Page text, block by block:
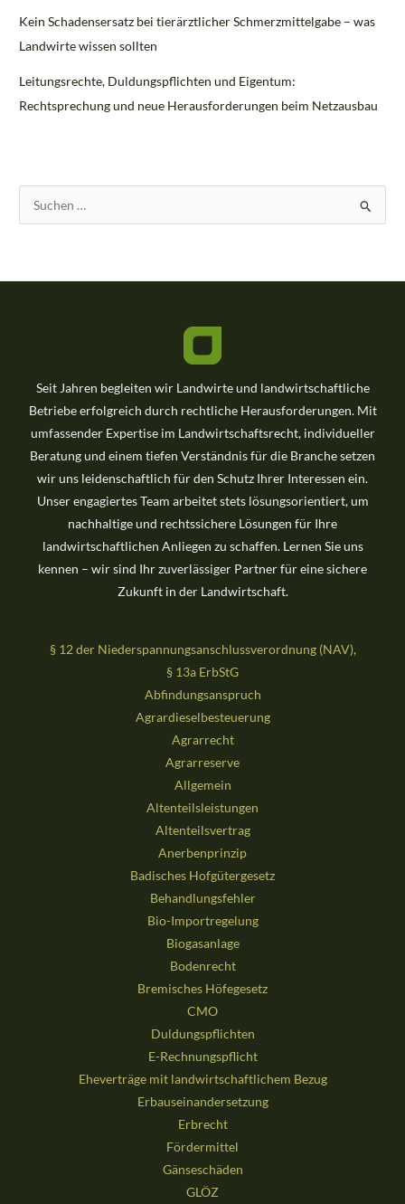
Kein Schadensersatz bei tierärztlicher Schmerzmittelgabe – was
Landwirte wissen sollten
Leitungsrechte, Duldungspflichten und Eigentum:
Rechtsprechung und neue Herausforderungen beim Netzausbau
u
Seit Jahren begleiten wir Landwirte und landwirtschaftliche
Betriebe erfolgreich durch rechtliche Herausforderungen. Mit
umfassender Expertise im Landwirtschaftsrecht, individueller
Beratung und einem tiefen Verständnis für die Branche setzen
wir uns leidenschaftlich für den Schutz Ihrer Interessen ein.
Unser engagiertes Team arbeitet stets lösungsorientiert, um
nachhaltige und rechtssichere Lösungen für Ihre
landwirtschaftlichen Anliegen zu schaffen. Lernen Sie uns
kennen – wir sind Ihr zuverlässiger Partner für eine sichere
Zukunft in der Landwirtschaft.
§ 12 der Niederspannungsanschlussverordnung (NAV),
§ 13a ErbStG
Abfindungsanspruch
Agrardieselbesteuerung
Agrarrecht
Agrarreserve
Allgemein
Altenteilsleistungen
Altenteilsvertrag
Anerbenprinzip
Badisches Hofgütergesetz
Behandlungsfehler
Bio-Importregelung
Biogasanlage
Bodenrecht
Bremisches Höfegesetz
CMO
Duldungspflichten
E-Rechnungspflicht
Eheverträge mit landwirtschaftlichem Bezug
Erbauseinandersetzung
Erbrecht
Fördermittel
Gänseschäden
GLÖZ